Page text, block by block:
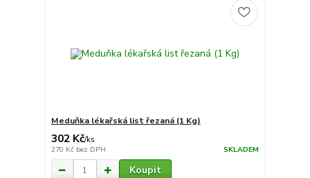
Meduňka lékařská list řezaná (1 Kg)
302 Kč/ks
270 Kč bez DPH SKLADEM
Koupit